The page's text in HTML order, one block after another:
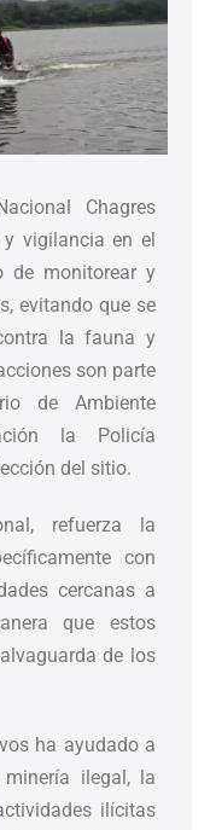
Chagres
vigilancia en el
de monitorear y
evitando que se
la fauna y
son parte
de Ambiente
la Policía
del sitio.
refuerza la
con
cercanas a
que estos
de los
ha ayudado a
ilegal, la
ilícitas